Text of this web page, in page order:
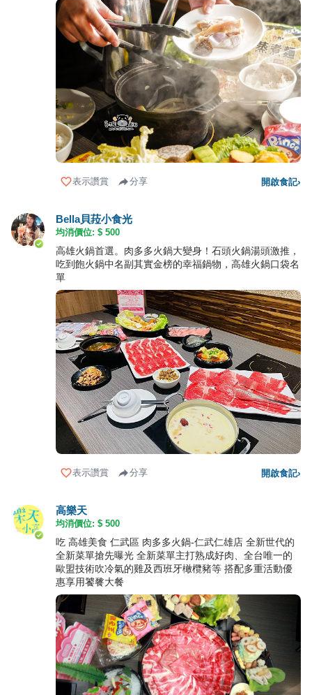
表示讚賞 分享 開啟食記›
Bella貝菈小食光
均消價位: $ 500
高雄火鍋首選。肉多多火鍋大變身！石頭火鍋湯頭激推，
吃到飽火鍋中名副其實金榜的幸福鍋物，高雄火鍋口袋名
單
表示讚賞 分享 開啟食記›
高樂天
均消價位: $ 500
吃 高雄美食 仁武區 肉多多火鍋-仁武仁雄店 全新世代的
全新菜單搶先曝光 全新菜單主打熟成好肉、全台唯一的
歐盟技術吹冷氣的雞及西班牙橄欖豬等 搭配多重活動優
惠享用饕餮大餐